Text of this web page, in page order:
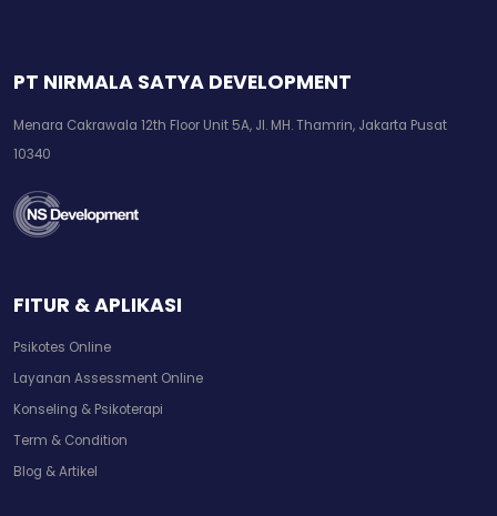
PT NIRMALA SATYA DEVELOPMENT
Menara Cakrawala 12th Floor Unit 5A, Jl. MH. Thamrin, Jakarta Pusat
10340
FITUR & APLIKASI
Psikotes Online
Layanan Assessment Online
Konseling & Psikoterapi
Term & Condition
Blog & Artikel